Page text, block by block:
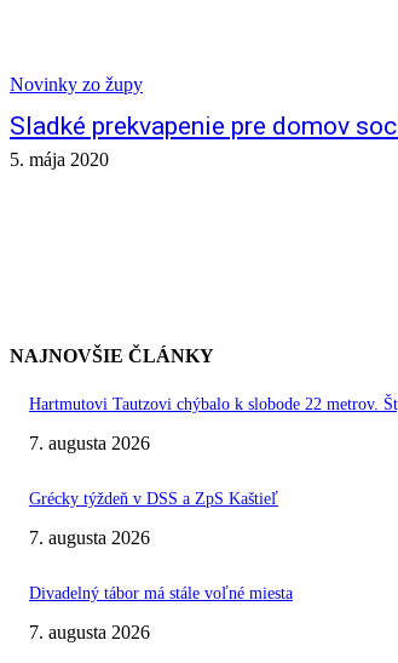
Novinky zo župy
Sladké prekvapenie pre domov
5. mája 2020
NAJNOVŠIE ČLÁNKY
Hartmutovi Tautzovi chýbalo k slobode 22 metrov.
7. augusta 2026
Grécky týždeň v DSS a ZpS Kaštieľ
7. augusta 2026
Divadelný tábor má stále voľné miesta
7. augusta 2026